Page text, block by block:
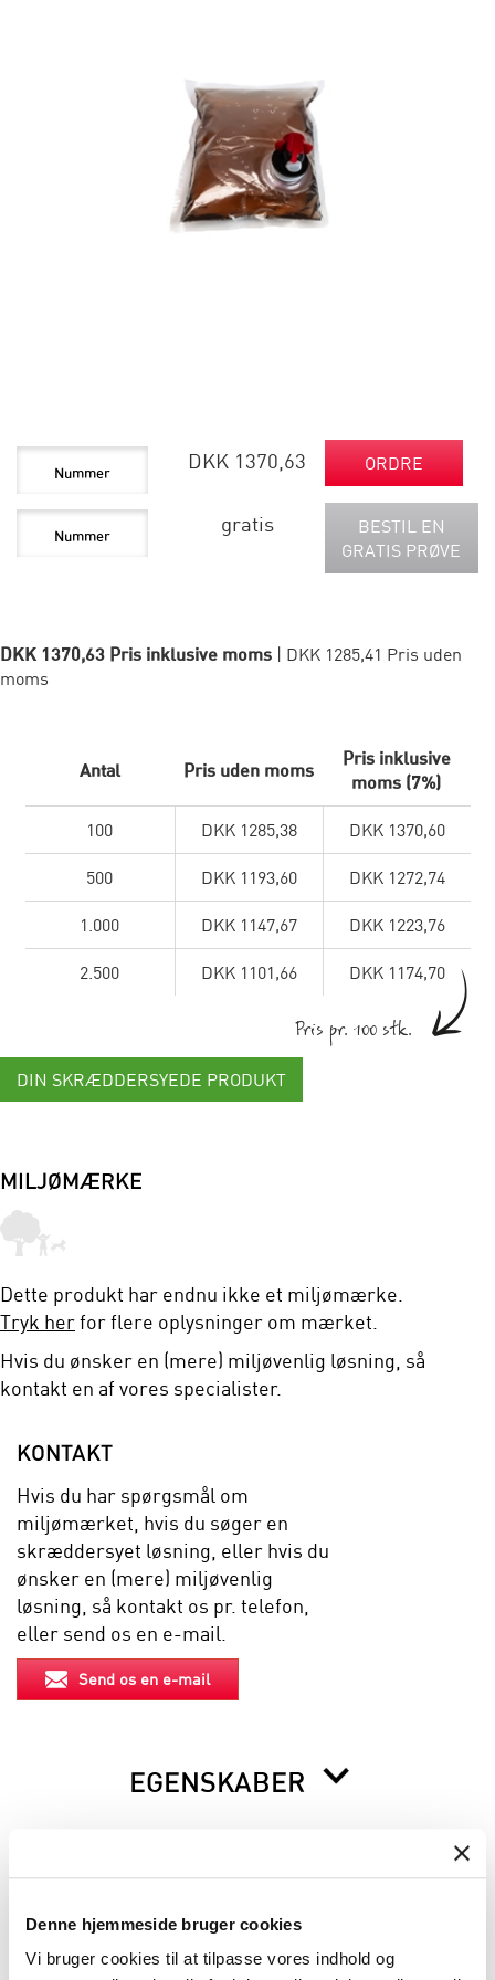
Denne hjemmeside bruger cookies
Vi bruger cookies til at tilpasse vores indhold og
DKK 1370,63 ORDRE
gratis
BESTIL EN
GRATIS PRØVE
DKK 1370,63 Pris inklusive moms | DKK 1285,41 Pris uden
moms
Antal Pris uden moms
Pris inklusive
moms (7%)
100 DKK 1285,38 DKK 1370,60
500 DKK 1193,60 DKK 1272,74
1.000 DKK 1147,67 DKK 1223,76
2.500 DKK 1101,66 DKK 1174,70
Pris pr. 100 stk.
DIN SKRÆDDERSYEDE PRODUKT
MILJØMÆRKE
Dette produkt har endnu ikke et miljømærke.
Tryk herfor flere oplysninger om mærket.
Hvis du ønsker en (mere) miljøvenlig løsning, så
kontakt en af vores specialister.
KONTAKT
Hvis du har spørgsmål om
miljømærket, hvis du søger en
skræddersyet løsning, eller hvis du
ønsker en (mere) miljøvenlig
løsning, så kontakt os pr. telefon,
eller send os en e-mail.
Send os en e-mail
EGENSKABER
INFORMATION FØR DU BESTILLLER